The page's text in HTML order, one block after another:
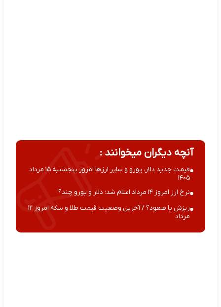
آنچه دیگران میخوانند :
قیمت جدید دلار، یورو و سایر ارزها امروز پنجشنبه ۱۵ مرداد
۱۴۰۵
نرخ ارز امروز ۱۴ مرداد اعلام شد؛ دلار و یورو چند؟
ریزش یا صعود؟ / آخرین وضعیت قیمت طلا و سکه امروز ۱۲
مرداد